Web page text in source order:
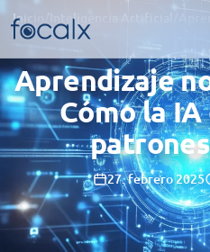
Inicio Inteligencia Artificial
Aprendizaje
Cómo la
27. febrero 2025